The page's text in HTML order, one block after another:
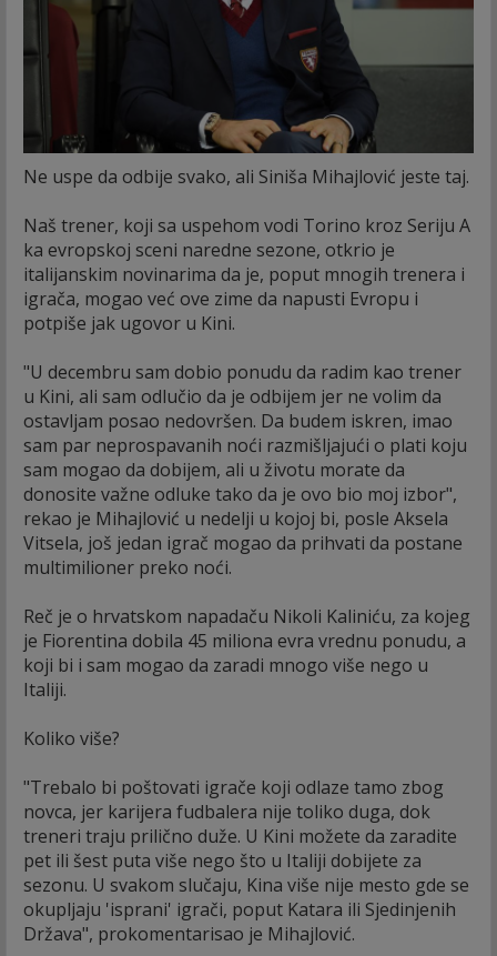
Ne uspe da odbije svako, ali Siniša Mihajlović jeste taj.
Naš trener, koji sa uspehom vodi Torino kroz Seriju A
ka evropskoj sceni naredne sezone, otkrio je
italijanskim novinarima da je, poput mnogih trenera i
igrača, mogao već ove zime da napusti Evropu i
potpiše jak ugovor u Kini.
"U decembru sam dobio ponudu da radim kao trener
u Kini, ali sam odlučio da je odbijem jer ne volim da
ostavljam posao nedovršen. Da budem iskren, imao
sam par neprospavanih noći razmišljajući o plati koju
sam mogao da dobijem, ali u životu morate da
donosite važne odluke tako da je ovo bio moj izbor",
rekao je Mihajlović u nedelji u kojoj bi, posle Aksela
Vitsela, još jedan igrač mogao da prihvati da postane
multimilioner preko noći.
Reč je o hrvatskom napadaču Nikoli Kaliniću, za kojeg
je Fiorentina dobila 45 miliona evra vrednu ponudu, a
koji bi i sam mogao da zaradi mnogo više nego u
Italiji.
Koliko više?
"Trebalo bi poštovati igrače koji odlaze tamo zbog
novca, jer karijera fudbalera nije toliko duga, dok
treneri traju prilično duže. U Kini možete da zaradite
pet ili šest puta više nego što u Italiji dobijete za
sezonu. U svakom slučaju, Kina više nije mesto gde se
okupljaju 'isprani' igrači, poput Katara ili Sjedinjenih
Država", prokomentarisao je Mihajlović.